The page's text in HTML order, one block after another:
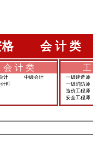
会 计 类
会 计 类
计
中级会计
计师
一级建造师
一级消防师
造价工程师
安全工程师